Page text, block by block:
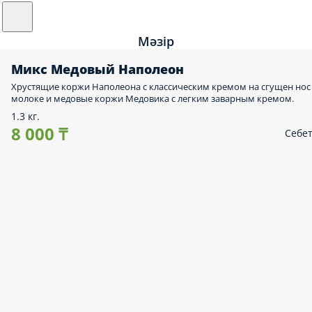
Мәзір
Микс Медовый Наполеон
Хрустящие коржи Наполеона с классическим кремом на сгущен нос
молоке и медовые коржи Медовика с легким заварным кремом.
1.3 кг.
8 000 ₸